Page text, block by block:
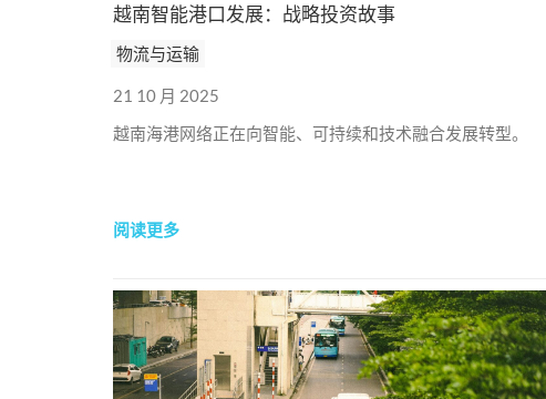
越南智能港口发展：战略投资故事
物流与运输
21 10 月 2025
越南海港网络正在向智能、可持续和技术融合发展转型。
阅读更多